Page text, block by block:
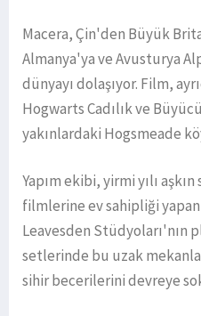
Macera, Çin'den Büyük
Almanya'ya ve Avusturya
dünyayı dolaşıyor. Film,
Hogwarts Cadılık ve
yakınlardaki Hogsmeade
Yapım ekibi, yirmi yılı
filmlerine ev sahipliği
Leavesden Stüdyoları'nın
setlerinde bu uzak
sihir becerilerini devreye